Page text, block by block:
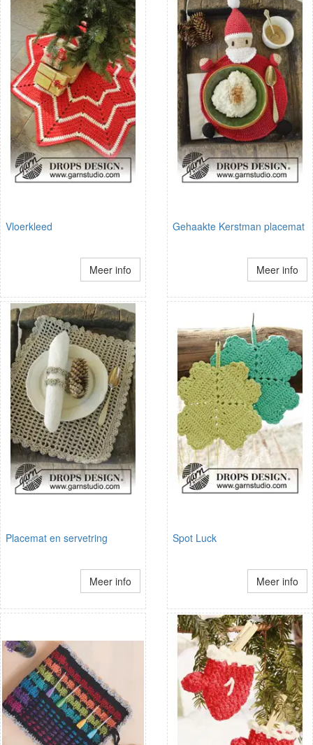
Vloerkleed
Meer info
Gehaakte Kerstman placemat
Meer info
Placemat en servetring
Meer info
Spot Luck
Meer info